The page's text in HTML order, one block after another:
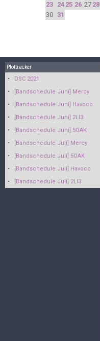
23 24 25 26 27 28
30 31
Plottracker
• DSC 2021
•
[Bandschedule Juni] Mercy
•
[Bandschedule Juni] Havocc
•
[Bandschedule Juni] 2LI3
•
[Bandschedule Juni] 5OAK
•
[Bandschedule Juli] Mercy
•
[Bandschedule Juli] 5OAK
•
[Bandschedule Juli] Havocc
•
[Bandschedule Juli] 2LI3